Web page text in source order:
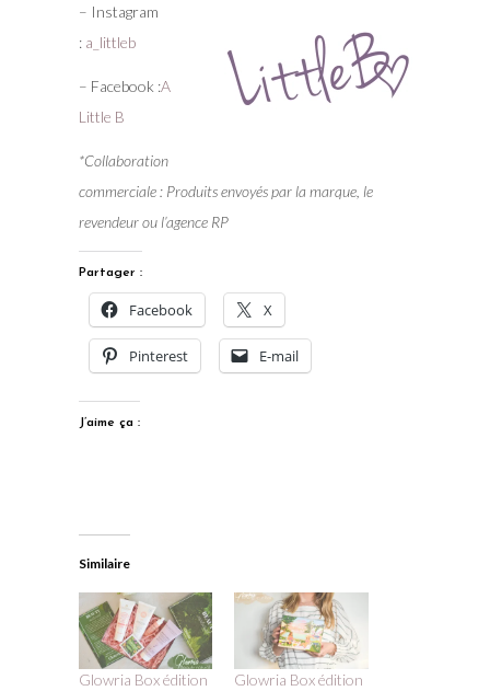
– Instagram
: a_littleb
– Facebook :A
Little B
*Collaboration
commerciale : Produits envoyés par la marque, le
revendeur ou l’agence RP
Partager :
Facebook X
Pinterest E-mail
J’aime ça :
Similaire
Glowria Box édition
Glowria Box édition